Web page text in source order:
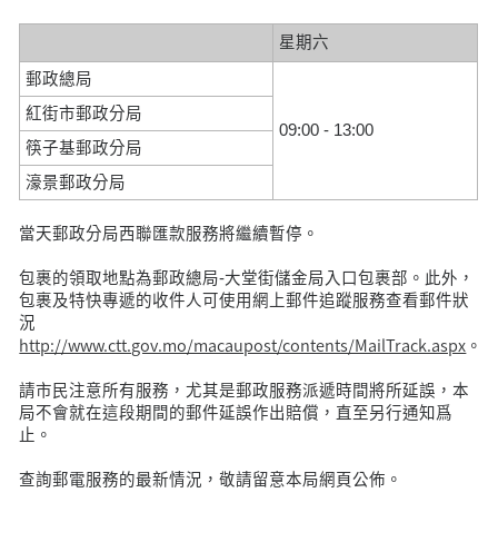
星期六
郵政總局
09:00 - 13:00
紅街市郵政分局
筷子基郵政分局
濠景郵政分局
當天郵政分局西聯匯款服務將繼續暫停。
包裹的領取地點為郵政總局-大堂街儲金局入口包裹部。此外，
包裹及特快專遞的收件人可使用網上郵件追蹤服務查看郵件狀
況
http://www.ctt.gov.mo/macaupost/contents/MailTrack.aspx 。
請市民注意所有服務，尤其是郵政服務派遞時間將所延誤，本
局不會就在這段期間的郵件延誤作出賠償，直至另行通知爲
止。
查詢郵電服務的最新情況，敬請留意本局網頁公佈。